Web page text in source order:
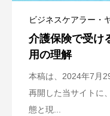
ビジネスケアラー・
介護保険で受け
用の理解
本稿は、2024年7月
再開した当サイトに
態と現...